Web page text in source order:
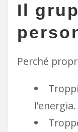
Il
Perché
l’energia.